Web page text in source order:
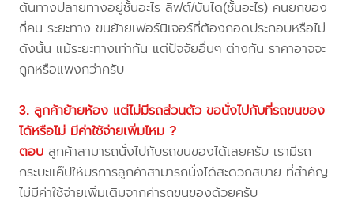
ต้นทางปลายทางอยู่ชั้นอะไร ลิฟต์/บันได(ชั้นอะไร) คนยกของ
กี่คน ระยะทาง ขนย้ายเฟอร์นิเจอร์ที่ต้องถอดประกอบหรือไม่
ดังนั้น แม้ระยะทางเท่ากัน แต่ปัจจัยอื่นๆ ต่างกัน ราคาอาจจะ
ถูกหรือแพงกว่าครับ
3. ลูกค้าย้ายห้อง แต่ไม่มีรถส่วนตัว ขอนั่งไปกับที่รถขนของ
ได้หรือไม่ มีค่าใช้จ่ายเพิ่มไหม ?
ตอบ ลูกค้าสามารถนั่งไปกับรถขนของได้เลยครับ เรามีรถ
กระบะแค๊ปให้บริการลูกค้าสามารถนั่งได้สะดวกสบาย ที่สำคัญ
ไม่มีค่าใช้จ่ายเพิ่มเติมจากค่ารถขนของด้วยครับ